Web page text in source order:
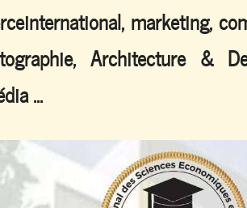
marketing,
Architecture &
...